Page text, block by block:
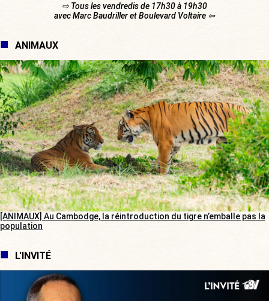
⇨ Tous les vendredis de 17h30 à 19h30
avec Marc Baudriller et Boulevard Voltaire ⇦
ANIMAUX
[ANIMAUX] Au Cambodge, la réintroduction du tigre n’emballe pas la
population
L'INVITÉ